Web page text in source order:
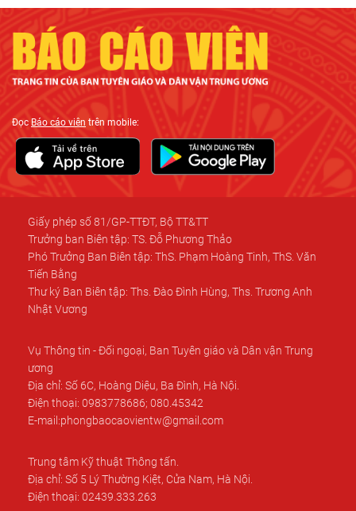
ĐọcBáo cáo viên trên mobile:
Giấy phép số 81/GP-TTĐT, Bộ TT&TT
Trưởng ban Biên tập: TS. Đỗ Phương Thảo
Phó Trưởng Ban Biên tập: ThS. Phạm Hoàng Tinh, ThS. Văn
Tiến Bằng
Thư ký Ban Biên tập: Ths. Đào Đình Hùng, Ths. Trương Anh
Nhật Vương
Vụ Thông tin - Đối ngoại, Ban Tuyên giáo và Dân vận Trung
ương
Địa chỉ: Số 6C, Hoàng Diệu, Ba Đình, Hà Nội.
Điện thoại: 0983778686; 080.45342
E-mail:phongbaocaovientw@gmail.com
Trung tâm Kỹ thuật Thông tấn.
Địa chỉ: Số 5 Lý Thường Kiệt, Cửa Nam, Hà Nội.
Điện thoại: 02439.333.263